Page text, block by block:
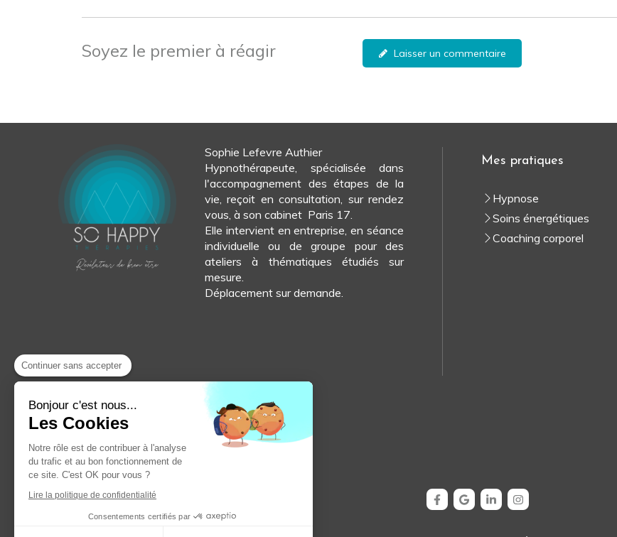
Soyez le premier à réagir Laisser un commentaire
Sophie Lefevre Authier
Hypnothérapeute, spécialisée dans
l'accompagnement des étapes de la
vie, reçoit en consultation, sur rendez
vous, à son cabinet Paris 17.
Elle intervient en entreprise, en séance
individuelle ou de groupe pour des
ateliers à thématiques étudiés sur
mesure.
Déplacement sur demande.
Mes pratiques
Hypnose
Soins énergétiques
Coaching corporel
Continuer sans accepter
Bonjour c'est nous...
Les Cookies
Notre rôle est de contribuer à l'analyse
du trafic et au bon fonctionnement de
ce site. C'est OK pour vous ?
Lire la politique de confidentialité
Consentements certifiés par